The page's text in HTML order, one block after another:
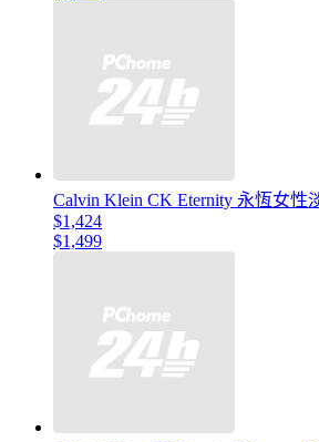
Calvin Klein CK Eternity 永恆女性
$1,424
$1,499